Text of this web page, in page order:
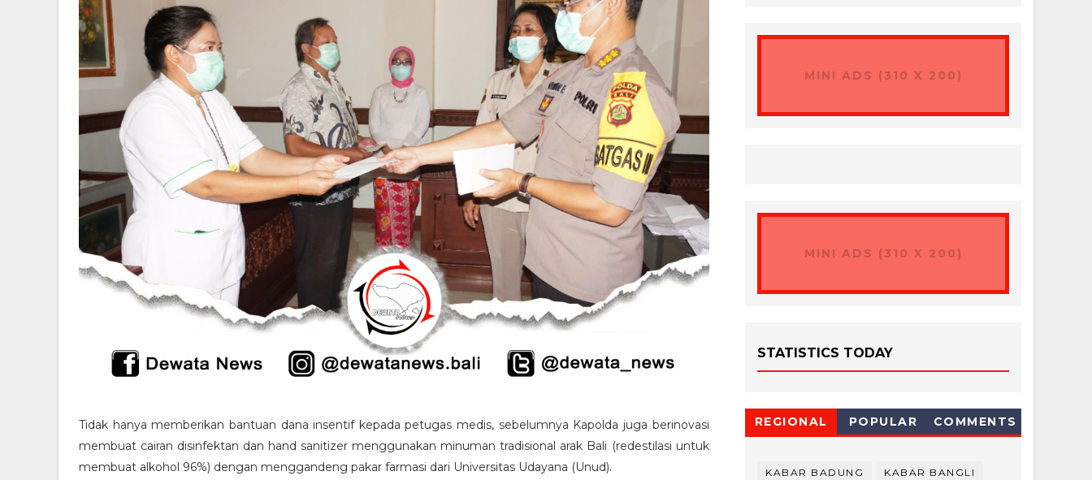
Tidak hanya memberikan bantuan dana insentif kepada petugas medis, sebelumnya Kapolda juga berinovasi
membuat cairan disinfektan dan hand sanitizer menggunakan minuman tradisional arak Bali (redestilasi untuk
membuat alkohol 96%) dengan menggandeng pakar farmasi dari Universitas Udayana (Unud).
MINI ADS (310 X 200)
MINI ADS (310 X 200)
STATISTICS TODAY
REGIONAL POPULAR COMMENTS
KABAR BADUNG KABAR BANGLI